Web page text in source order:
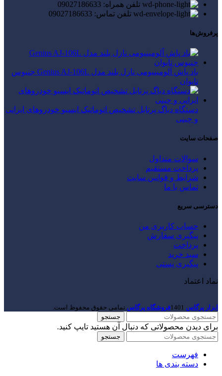
تلفن همراه: 09027186633
تلفن تماس: 09027186633
پرفروش‌ها
باد پاش آلومینیومی نازل بلند مدل Genius AJ-106L جنیوس
تایوان
دستگاه دیاگ پرتابل تشخیص اتوماتیک ایسیو خودروهای ایرانی
و چینی
صفحات سایت
سوالات متداول
پرداخت مستقیم
شرایط و قوانین سایت
تماس با ما
دسترسی سریع
حساب کاربری من
پیگیری سفارش
پرداخت
سبد خرید
پیگیری پستی
نماد اعتماد
ابزار پرگاس 1401فروشگاه پرگاس .تمامی حقوق محفوظ است.
جستجو
برای دیدن محصولاتی که دنبال آن هستید تایپ کنید.
جستجو
فهرست
دسته بندی ها